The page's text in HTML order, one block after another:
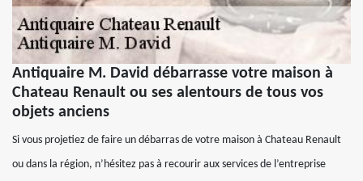
Antiquaire M. David débarrasse votre maison à
Chateau Renault ou ses alentours de tous vos
objets anciens
Si vous projetiez de faire un débarras de votre maison à Chateau Renault
ou dans la région, n’hésitez pas à recourir aux services de l’entreprise